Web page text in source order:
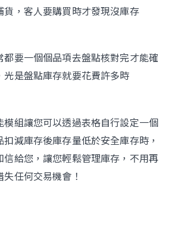
Insights
貨，客人要購買時才發現沒庫存
都要一個個品項去盤點核對完才能確
光是盤點庫存就要花費許多時
模組讓您可以透過表格自行設定一個
減庫存後庫存量低於安全庫存時，
信給您，讓您輕鬆管理庫存，不用再
任何交易機會！